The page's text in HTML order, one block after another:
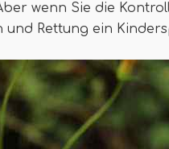
wenn Sie die
und Rettung ein